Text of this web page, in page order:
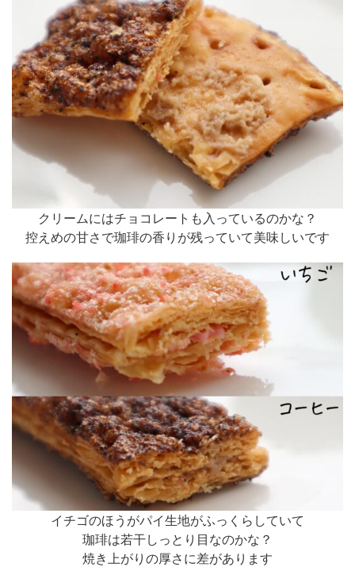
クリームにはチョコレートも入っているのかな？
控えめの甘さで珈琲の香りが残っていて美味しいです
イチゴのほうがパイ生地がふっくらしていて
珈琲は若干しっとり目なのかな？
焼き上がりの厚さに差があります